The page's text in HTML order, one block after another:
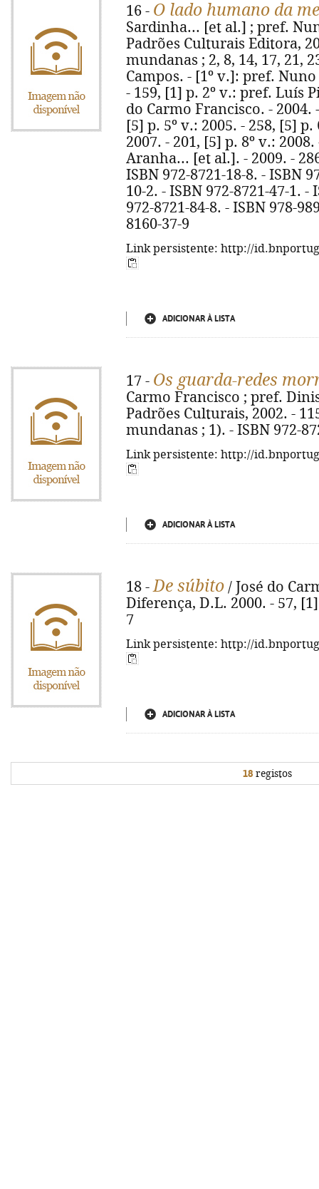
16 - O lado humano da
Sardinha... [et al.] ; pref.
Padrões Culturais Editora,
mundanas ; 2, 8, 14, 17, 21,
Campos. - [1º v.]: pref.
- 159, [1] p. 2º v.: pref. Luís
do Carmo Francisco. - 2004.
[5] p. 5º v.: 2005. - 258, [5]
2007. - 201, [5] p. 8º v.:
Aranha... [et al.]. - 2009. -
ISBN 972-8721-18-8. - ISBN
10-2. - ISBN 972-8721-47-1. -
972-8721-84-8. - ISBN 978-
8160-37-9
Link persistente: http://
ADICIONAR À LISTA
17 - Os guarda-redes
Carmo Francisco ; pref.
Padrões Culturais, 2002. -
mundanas ; 1). - ISBN 972-
Link persistente: http://
ADICIONAR À LISTA
18 -De súbito / José do
Diferença, D.L. 2000. - 57,
7
Link persistente: http://
ADICIONAR À LISTA
18registos